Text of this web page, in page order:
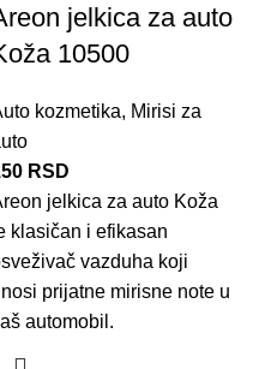
jelkica za auto
10500
kozmetika, Mirisi za
RSD
jelkica za auto Koža
klasičan i efikasan
vazduha koji
prijatne mirisne note u
automobil.